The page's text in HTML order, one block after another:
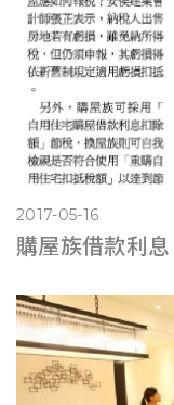
2017-05-16
購屋族借款利